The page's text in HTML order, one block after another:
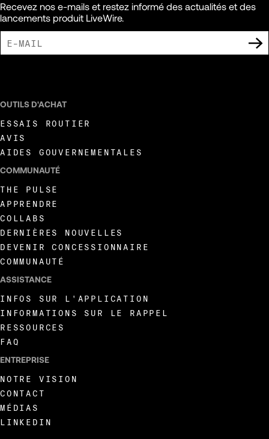
Recevez nos e-mails et restez informé des actualités et des
lancements produit LiveWire.
OUTILS D'ACHAT
ESSAIS ROUTIER
AVIS
AIDES GOUVERNEMENTALES
COMMUNAUTÉ
THE PULSE
APPRENDRE
COLLABS
DERNIÈRES NOUVELLES
DEVENIR CONCESSIONNAIRE
COMMUNAUTÉ
ASSISTANCE
INFOS SUR L'APPLICATION
INFORMATIONS SUR LE RAPPEL
RESSOURCES
FAQ
ENTREPRISE
NOTRE VISION
CONTACT
MÉDIAS
LINKEDIN